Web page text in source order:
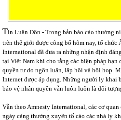
Tin Luân Đôn - Trong bản báo cáo thường
trên thế giới được công bố hôm nay, tổ chức
International đã đưa ra những nhận định
tại Việt Nam khi cho rằng các biện pháp hạn
quyền tự do ngôn luận, lập hội và hội họp.
Internet được áp dụng. Những người ly khai
bảo vệ nhân quyền vẫn luôn luôn là đối
Vẫn theo Amnesty International, các cơ
ngày càng thường xuyên tố cáo các nhà ly